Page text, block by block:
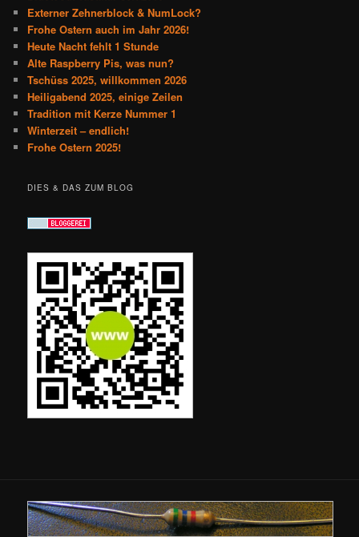
Externer Zehnerblock & NumLock?
Frohe Ostern auch im Jahr 2026!
Heute Nacht fehlt 1 Stunde
Alte Raspberry Pis, was nun?
Tschüss 2025, willkommen 2026
Heiligabend 2025, einige Zeilen
Tradition mit Kerze Nummer 1
Winterzeit – endlich!
Frohe Ostern 2025!
DIES & DAS ZUM BLOG